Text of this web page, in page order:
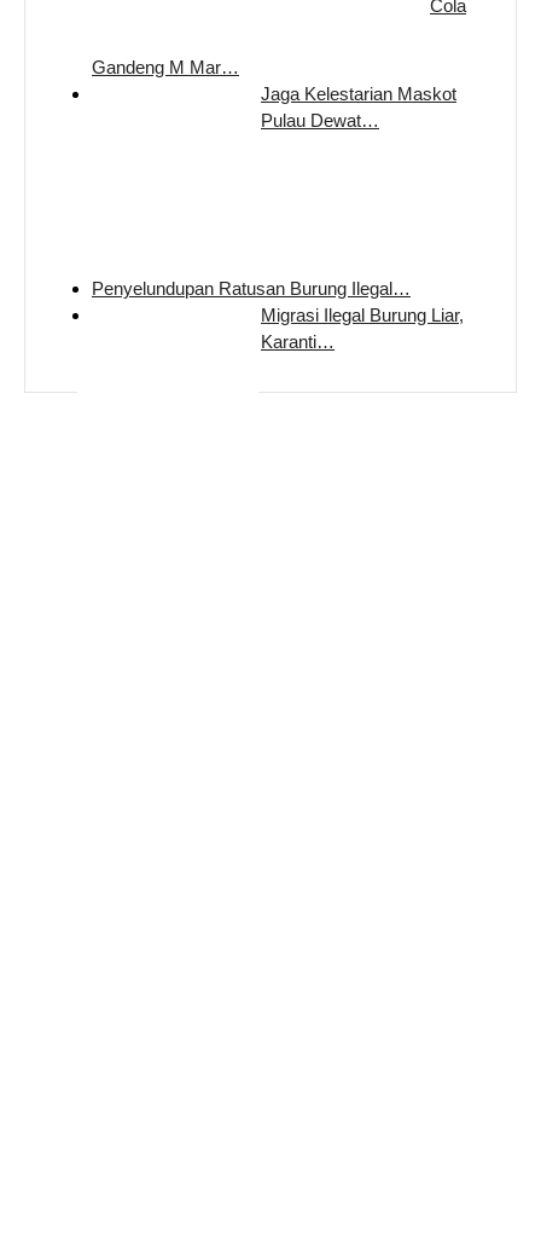
Cola
Gandeng M Mar…
Jaga Kelestarian Maskot
Pulau Dewat…
Penyelundupan Ratusan Burung Ilegal…
Migrasi Ilegal Burung Liar,
Karanti…